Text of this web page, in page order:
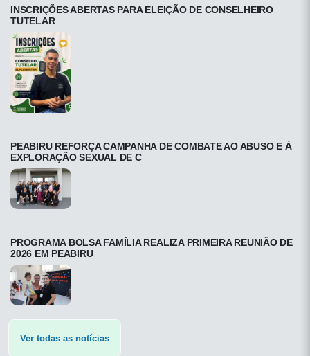
INSCRIÇÕES ABERTAS PARA ELEIÇÃO DE CONSELHEIRO
TUTELAR
PEABIRU REFORÇA CAMPANHA DE COMBATE AO ABUSO E À
EXPLORAÇÃO SEXUAL DE C
PROGRAMA BOLSA FAMÍLIA REALIZA PRIMEIRA REUNIÃO DE
2026 EM PEABIRU
Ver todas as notícias